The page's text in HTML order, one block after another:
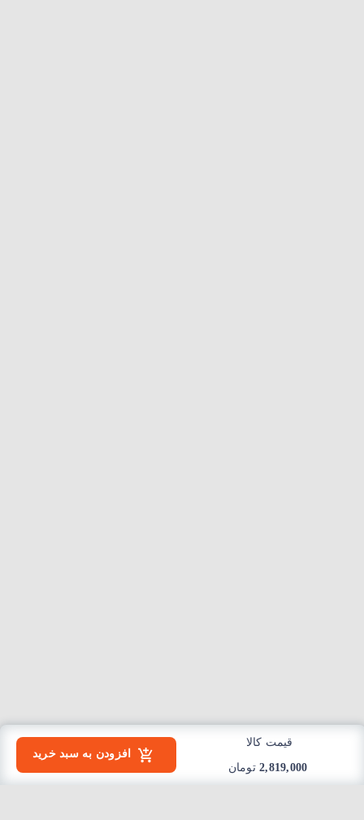
قیمت کالا
تومان
افزودن به سبد خرید